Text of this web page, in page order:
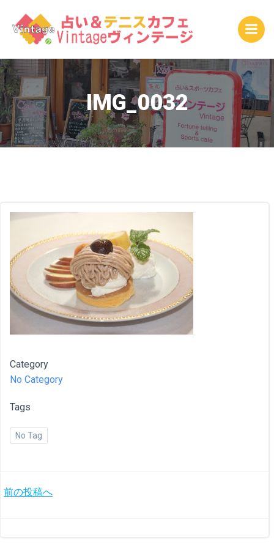
ン
テ
ツ
へ
ス
キ
ッ
プ
IMG_0032
Category
No Category
Tags
No Tag
投
前の投稿へ